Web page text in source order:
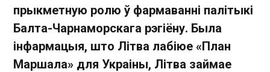
прыкметную ролю ў фармаванні палітыкі
Балта-Чарнаморскага рэгіёну. Была
інфармацыя, што Літва лабіюе «План
Маршала» для Украіны, Літва займае